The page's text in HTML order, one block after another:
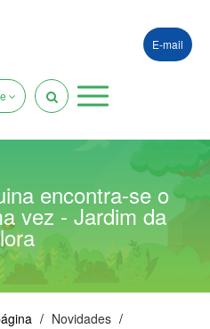
E-mail
encontra-se o
vez - Jardim da
/ Novidades /